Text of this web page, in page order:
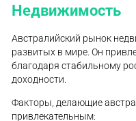
Недвижимость
Австралийский рынок
развитых в мире. Он
благодаря стабильному
доходности.
Факторы, делающие
привлекательным: